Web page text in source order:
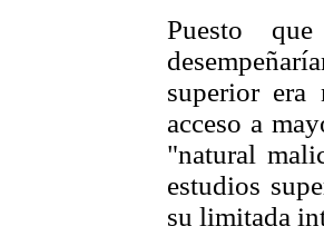
Puesto
superior era
acceso a
"natural
estudios
su limitada